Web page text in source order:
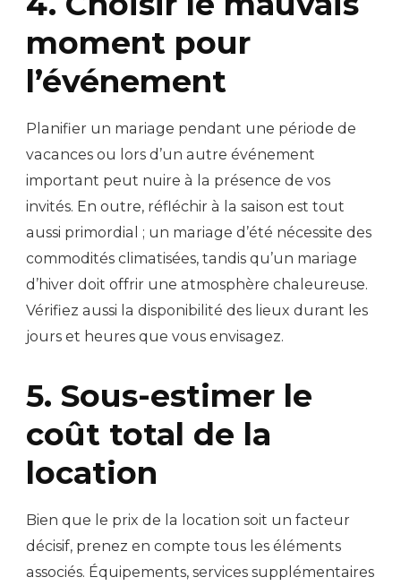
moment pour
l’événement
Planifier un mariage pendant une période de
vacances ou lors d’un autre événement
important peut nuire à la présence de vos
invités. En outre, réfléchir à la saison est tout
aussi primordial ; un mariage d’été nécessite des
commodités climatisées, tandis qu’un mariage
d’hiver doit offrir une atmosphère chaleureuse.
Vérifiez aussi la disponibilité des lieux durant les
jours et heures que vous envisagez.
5. Sous-estimer le
coût total de la
location
Bien que le prix de la location soit un facteur
décisif, prenez en compte tous les éléments
associés. Équipements, services supplémentaires